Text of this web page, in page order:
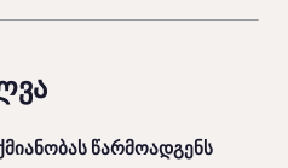
წარმოადგენს